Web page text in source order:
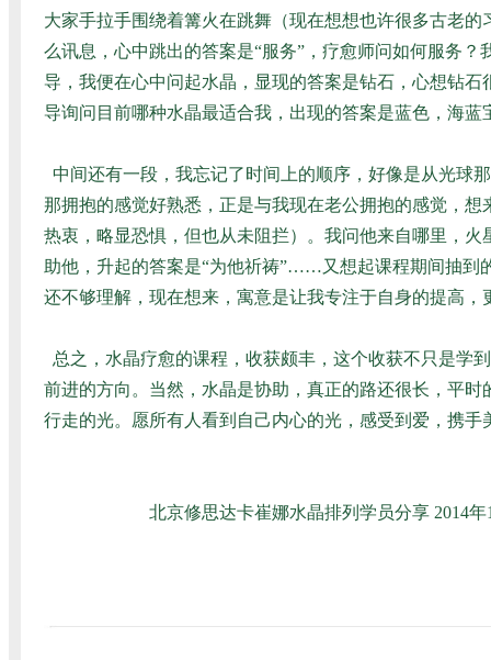
大家手拉手围绕着篝火在跳舞（现在想想也许很多古老
么讯息，心中跳出的答案是“服务”，疗愈师问如何服务
导，我便在心中问起水晶，显现的答案是钻石，心想钻
导询问目前哪种水晶最适合我，出现的答案是蓝色，海
中间还有一段，我忘记了时间上的顺序，好像是从光球
那拥抱的感觉好熟悉，正是与我现在老公拥抱的感觉，
热衷，略显恐惧，但也从未阻拦）。我问他来自哪里，
助他，升起的答案是“为他祈祷”……又想起课程期间抽到
还不够理解，现在想来，寓意是让我专注于自身的提高
总之，水晶疗愈的课程，收获颇丰，这个收获不只是学
前进的方向。当然，水晶是协助，真正的路还很长，平
行走的光。愿所有人看到自己内心的光，感受到爱，携手
北京修思达卡崔娜水晶排列学员分享 2014年